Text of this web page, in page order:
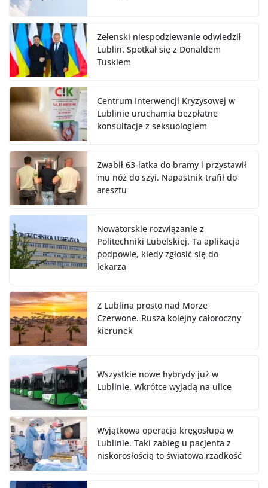
Zełenski niespodziewanie odwiedził
Lublin. Spotkał się z Donaldem
Tuskiem
Centrum Interwencji Kryzysowej w
Lublinie uruchamia bezpłatne
konsultacje z seksuologiem
Zwabił 63-latka do bramy i przystawił
mu nóż do szyi. Napastnik trafił do
aresztu
Nowatorskie rozwiązanie z
Politechniki Lubelskiej. Ta aplikacja
podpowie, kiedy zgłosić się do
lekarza
Z Lublina prosto nad Morze
Czerwone. Rusza kolejny całoroczny
kierunek
Wszystkie nowe hybrydy już w
Lublinie. Wkrótce wyjadą na ulice
Wyjątkowa operacja kręgosłupa w
Lublinie. Taki zabieg u pacjenta z
niskorosłością to światowa rzadkość